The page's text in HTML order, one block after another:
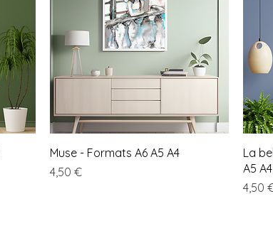
Muse - Formats A6 A5 A4
Prix
4,50 €
La
A5
Prix
4,50